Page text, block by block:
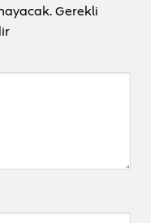
Gerekli